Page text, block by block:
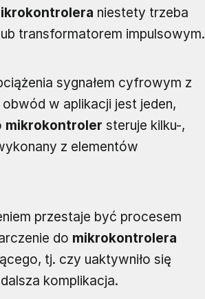
niestety trzeba
transformatorem impulsowym.
sygnałem cyfrowym z
w aplikacji jest jeden,
mikrokontroler steruje kilku-,
z elementów
przestaje być procesem
do mikrokontrolera
tj. czy uaktywniło się
komplikacja.